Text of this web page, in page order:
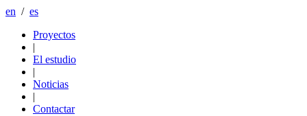
en / es
Proyectos
|
El estudio
|
Noticias
|
Contactar